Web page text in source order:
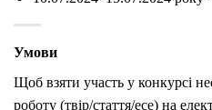
Умови
Щоб взяти участь у конкурсі
роботу (твір/стаття/есе) на